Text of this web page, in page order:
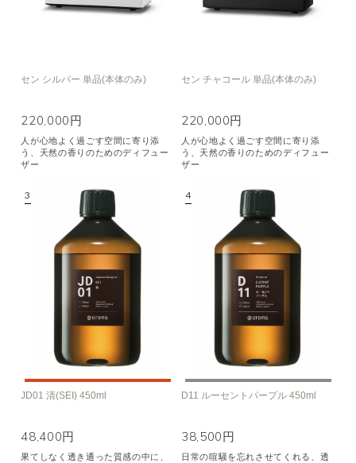
セン シルバー 単品(本体のみ)
220,000円
人が心地よく過ごす空間に寄り添
う、天然の香りのためのディフュー
ザー
セン チャコール 単品(本体のみ)
220,000円
人が心地よく過ごす空間に寄り添
う、天然の香りのためのディフュー
ザー
JD01 清(SEI) 450ml
48,400円
果てしなく透き通った質感の中に、
D11 ルーセントパープル 450ml
38,500円
日常の喧騒を忘れさせてくれる、透